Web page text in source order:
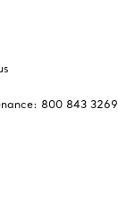
800 843 3269